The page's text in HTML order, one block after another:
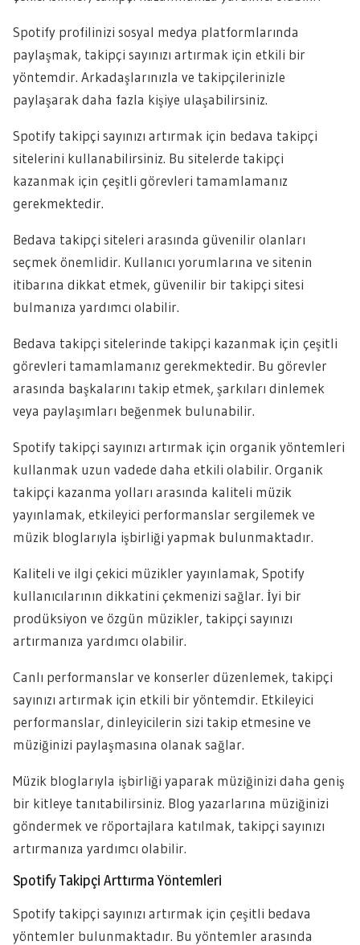
Spotify profilinizi sosyal medya platformlarında
paylaşmak, takipçi sayınızı artırmak için etkili bir
yöntemdir. Arkadaşlarınızla ve takipçilerinizle
paylaşarak daha fazla kişiye ulaşabilirsiniz.
Spotify takipçi sayınızı artırmak için bedava takipçi
sitelerini kullanabilirsiniz. Bu sitelerde takipçi
kazanmak için çeşitli görevleri tamamlamanız
gerekmektedir.
Bedava takipçi siteleri arasında güvenilir olanları
seçmek önemlidir. Kullanıcı yorumlarına ve sitenin
itibarına dikkat etmek, güvenilir bir takipçi sitesi
bulmanıza yardımcı olabilir.
Bedava takipçi sitelerinde takipçi kazanmak için çeşitli
görevleri tamamlamanız gerekmektedir. Bu görevler
arasında başkalarını takip etmek, şarkıları dinlemek
veya paylaşımları beğenmek bulunabilir.
Spotify takipçi sayınızı artırmak için organik yöntemleri
kullanmak uzun vadede daha etkili olabilir. Organik
takipçi kazanma yolları arasında kaliteli müzik
yayınlamak, etkileyici performanslar sergilemek ve
müzik bloglarıyla işbirliği yapmak bulunmaktadır.
Kaliteli ve ilgi çekici müzikler yayınlamak, Spotify
kullanıcılarının dikkatini çekmenizi sağlar. İyi bir
prodüksiyon ve özgün müzikler, takipçi sayınızı
artırmanıza yardımcı olabilir.
Canlı performanslar ve konserler düzenlemek, takipçi
sayınızı artırmak için etkili bir yöntemdir. Etkileyici
performanslar, dinleyicilerin sizi takip etmesine ve
müziğinizi paylaşmasına olanak sağlar.
Müzik bloglarıyla işbirliği yaparak müziğinizi daha geniş
bir kitleye tanıtabilirsiniz. Blog yazarlarına müziğinizi
göndermek ve röportajlara katılmak, takipçi sayınızı
artırmanıza yardımcı olabilir.
Spotify Takipçi Arttırma Yöntemleri
Spotify takipçi sayınızı artırmak için çeşitli bedava
yöntemler bulunmaktadır. Bu yöntemler arasında